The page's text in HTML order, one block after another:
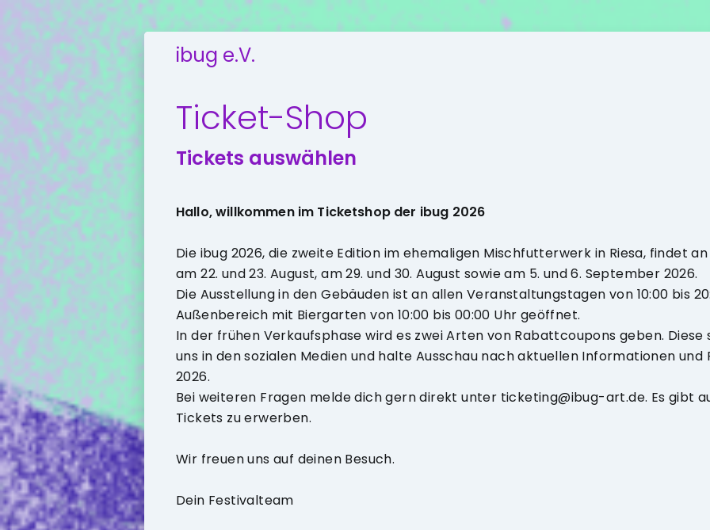
ibug e.V.
Ticket-Shop
Tickets auswählen
Hallo, willkommen im Ticketshop der ibug 2026
Die ibug 2026, die zweite Edition im ehemaligen Mischfutterwerk in Riesa, findet
am 22. und 23. August, am 29. und 30. August sowie am 5. und 6. September 2026.
Die Ausstellung in den Gebäuden ist an allen Veranstaltungstagen von 10:00 bis
Außenbereich mit Biergarten von 10:00 bis 00:00 Uhr geöffnet.
In der frühen Verkaufsphase wird es zwei Arten von Rabattcoupons geben.
uns in den sozialen Medien und halte Ausschau nach aktuellen Informationen
2026.
Bei weiteren Fragen melde dich gern direkt unter ticketing@ibug-art.de. Es gibt
Tickets zu erwerben.
Wir freuen uns auf deinen Besuch.
Dein Festivalteam